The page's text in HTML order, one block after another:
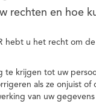
rechten en hoe
hebt u het recht om
te krijgen tot uw
als ze onjuist of
van uw